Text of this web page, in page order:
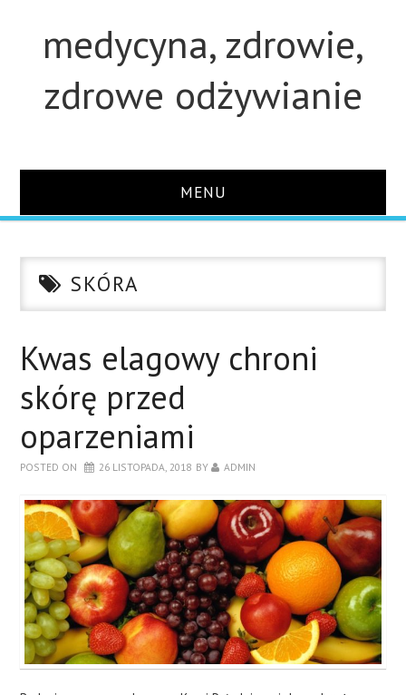
medycyna, zdrowie,
zdrowe odżywianie
MENU
STUDIA
KONTAKT
SKÓRA
Kwas elagowy chroni
skórę przed
oparzeniami
POSTED ON 26 LISTOPADA, 2018 BY ADMIN